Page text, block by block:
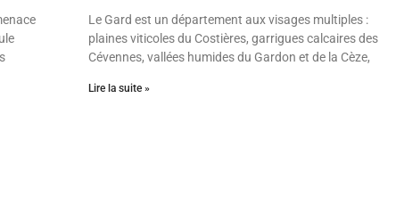
Le Gard est un département aux visages multiples :
plaines viticoles du Costières, garrigues calcaires des
Cévennes, vallées humides du Gardon et de la Cèze,
Lire la suite »